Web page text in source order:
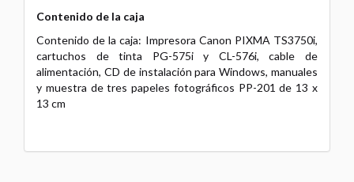
Contenido de la caja
Contenido de la caja: Impresora Canon PIXMA TS3750i,
cartuchos de tinta PG-575i y CL-576i, cable de
alimentación, CD de instalación para Windows, manuales
y muestra de tres papeles fotográficos PP-201 de 13 x
13 cm